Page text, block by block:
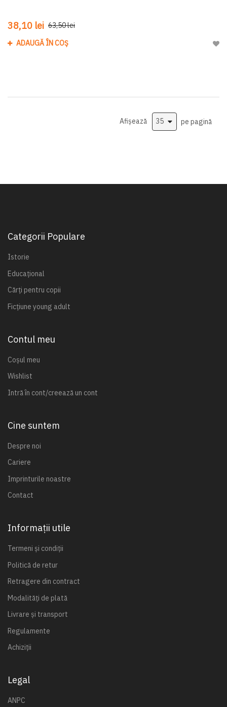
38,10 lei 63,50 lei
ADAUGĂ ÎN COȘ
Afișează pe pagină
Categorii Populare
Istorie
Educațional
Cărți pentru copii
Ficțiune young adult
Contul meu
Coșul meu
Wishlist
Intră în cont/creează un cont
Cine suntem
Despre noi
Cariere
Imprinturile noastre
Contact
Informații utile
Termeni și condiții
Politică de retur
Retragere din contract
Modalități de plată
Livrare și transport
Regulamente
Achiziții
Legal
ANPC